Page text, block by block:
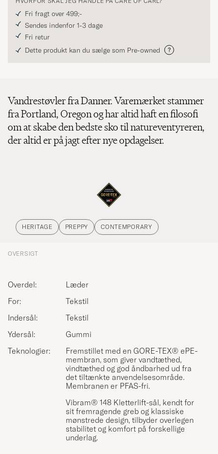
Fri fragt over 499;-
Sendes indenfor 1-3 dage
Fri retur
Dette produkt kan du sælge som Pre-owned
Vandrestøvler fra Danner. Varemærket stammer
fra Portland, Oregon og har altid haft en filosofi
om at skabe den bedste sko til natureventyreren,
der altid er på jagt efter nye opdagelser.
HERITAGE PREPPY CONTEMPORARY
OVERSIGT
Overdel:
Læder
For:
Tekstil
Indersål:
Tekstil
Ydersål:
Gummi
Teknologier:
Fremstillet med en GORE-TEX® ePE-
membran, som giver vandtæthed,
vindtæthed og god åndbarhed ud fra
det tiltænkte anvendelsesområde.
Membranen er PFAS-fri.
Vibram® 148 Kletterlift-sål, kendt for
sit fremragende greb og klassiske
mønstrede design, tilbyder overlegen
stabilitet og komfort på forskellige
underlag.